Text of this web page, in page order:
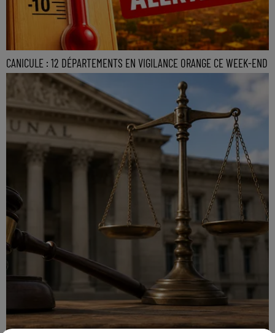
CANICULE : 12 DÉPARTEMENTS EN VIGILANCE ORANGE CE WEEK-END